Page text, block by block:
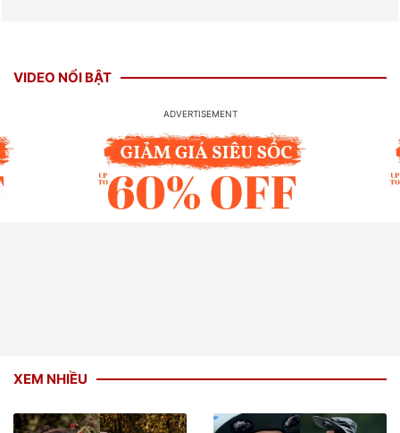
VIDEO NỔI BẬT
XEM NHIỀU